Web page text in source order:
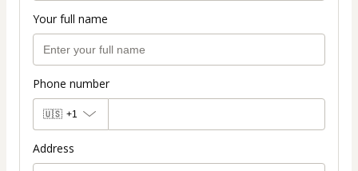
Your full name
Phone number
🇺🇸 +1
Address